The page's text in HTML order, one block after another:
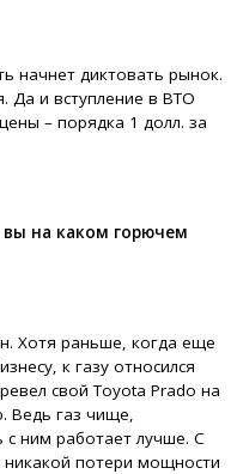
начнет диктовать рынок.
Да и вступление в ВТО
– порядка 1 долл. за
вы на каком горючем
Хотя раньше, когда еще
к газу относился
свой Toyota Prado на
Ведь газ чище,
ним работает лучше. С
потери мощности